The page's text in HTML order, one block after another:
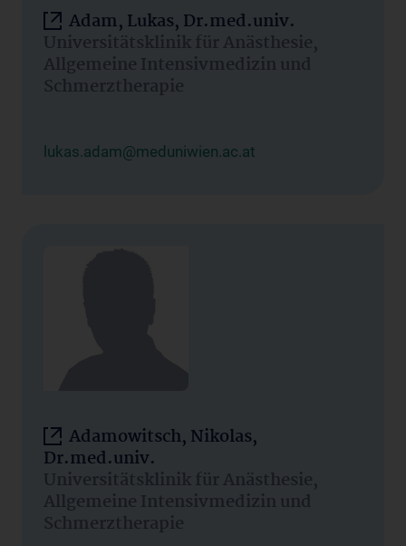
Adam, Lukas, Dr.med.univ.
Universitätsklinik für Anästhesie,
Allgemeine Intensivmedizin und
Schmerztherapie
lukas.adam@meduniwien.ac.at
Adamowitsch, Nikolas,
Dr.med.univ.
Universitätsklinik für Anästhesie,
Allgemeine Intensivmedizin und
Schmerztherapie